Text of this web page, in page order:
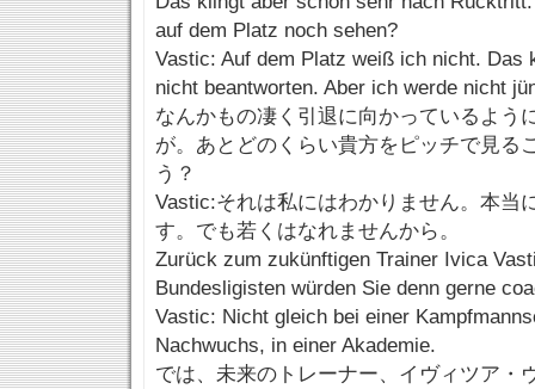
auf dem Platz noch sehen?
Vastic: Auf dem Platz weiß ich nicht. Das
nicht beantworten. Aber ich werde nicht
なんかもの凄く引退に向かっているよう
が。あとどのくらい貴方をピッチで見る
う？
Vastic:それは私にはわかりません。本当
す。でも若くはなれませんから。
Zurück zum zukünftigen Trainer Ivica
Bundesligisten würden Sie denn gerne
Vastic: Nicht gleich bei einer
Nachwuchs, in einer Akademie.
では、未来のトレーナー、イヴィツア・